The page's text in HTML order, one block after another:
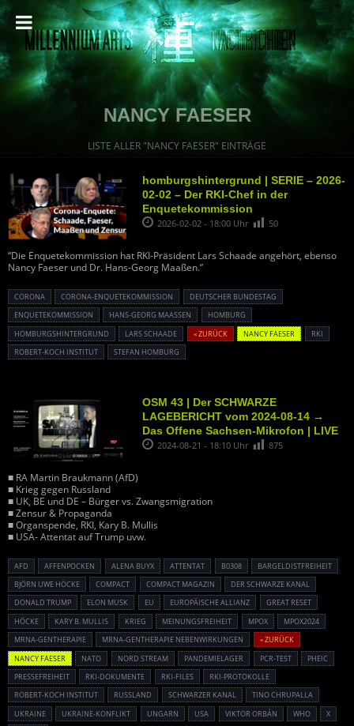
NANCY FAESER
LISTE ALLER "NANCY FAESER" EINTRÄGE
homburgshintergrund | SERIE – 2026-
02-02 – Der RKI-Chef in der
Enquetekommission
2026-02-02 - 18:00 Uhr 50
“Die Enquetekommission hat RKI-Präsident Lars Schaade angehört, ebenso
Nancy Faeser und Dr. Hans-Georg Maaßen.”
CORONA CORONA-ENQUETEKOMMISSION
DEUTSCHER BUNDESTAG
ENQUETEKOMMISSION
HANS-GEORG MAASSEN
HOMBURG
HOMBURGSHINTERGRUND
LARS SCHAADE « ZURÜCK NANCY FAESER
RKI
ROBERT-KOCH INSTITUT
STEFAN HOMBURG
OSM 43 | Der SCHWARZE
LAGEBERICHT vom 2024-08-14 →
Das Offene Sachsen-Mikrofon | LIVE
2024-08-21 - 18:10 Uhr 875
■ RA Martin Braukmann (AfD)
■ Krieg gegen Russland
■ UK, BE und DE – Bürger vs. Zwangsmigration
■ Zensur & Propaganda
■ Organspende, RKI, Kary B. Mullis
■ USA- Attentat auf Trump uvw.
AFD AFFENPOCKEN ALENA BUYX ATTENTAT B0308
BARGELDISTFREIHEIT
BJÖRN UWE HÖCKE
COMPACT COMPACT MAGAZIN
DER SCHWARZE KANAL
DONALD TRUMP
ELON MUSK EU EUROPÄISCHE ALLIANZ
GREAT RESET
HÖCKE
KARY B. MULLIS KRIEG MEINUNGSFREIHEIT MPOX
MPOX2024
MRNA-GENTHERAPIE
MRNA-GENTHERAPIE NEBENWIRKUNGEN
« ZURÜCK
NANCY FAESER
NATO NORD STREAM PANDEMIELAGER PCR-TEST
PHEIC
PRESSEFREIHEIT
RKI-DOKUMENTE RKI-FILES
RKI-PROTOKOLLE
ROBERT-KOCH INSTITUT
RUSSLAND SCHWARZER KANAL
TINO CHRUPALLA
UKRAINE
UKRAINE-KONFLIKT UNGARN USA VIKTOR ORBÁN WHO
X